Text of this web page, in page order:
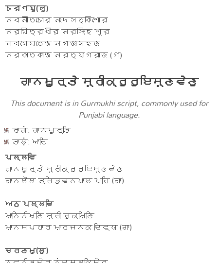
চরণমু(লু)
নবনীতচোর নংদসত্কিশোর
নরমিত্রধীর নরসিংহ শূর
নবমেঘতেজ নগজাসহজ
নরকাংতকাজ নরত্যাগরাজ (গা)
ਗਾਨਮੂਰ੍ਤੇ ਸ਼੍ਰੀਕ੍ਰੁਰੁਇਸ਼੍ਣਵੇਣੁ
This document is in Gurmukhi script, commonly used for
Punjabi language.
ਰਾਗਂ: ਗਾਨਮੂਰ੍ਤਿ
ਤਾਲ਼ਂ: ਆਦਿ
ਪਲ੍ਲਵਿ
ਗਾਨਮੂਰ੍ਤੇ ਸ਼੍ਰੀਕ੍ਰੁਰੁਇਸ਼੍ਣਵੇਣੁ
ਗਾਨਲੋਲ ਤ੍ਰਿਭੁਵਨਪਾਲ ਪਾਹਿ (ਗਾ)
ਅਨੁ ਪਲ੍ਲਵਿ
ਮਾਨਿਨੀਮਣਿ ਸ਼੍ਰੀ ਰੁਕ੍ਮਿਣਿ
ਮਾਨਸਾਪਹਾਰ ਮਾਰਜਨਕ ਦਿਵ੍ਯ (ਗਾ)
ਚਰਣਮੁ(ਲੁ)